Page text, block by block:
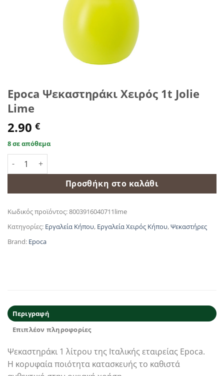
Epoca Ψεκαστηράκι Χειρός 1t Jolie
Lime
2.90 €
8 σε απόθεμα
Epoca Ψεκαστηράκι Χειρός 1t Jolie Lime ποσότητα
Προσθήκη στο καλάθι
Κωδικός προϊόντος:8003916040711lime
Κατηγορίες: Εργαλεία Κήπου, Εργαλεία Χειρός Κήπου,Ψεκαστήρες
Brand: Epoca
Περιγραφή
Επιπλέον πληροφορίες
Ψεκαστηράκι 1 λίτρου της Ιταλικής εταιρείας Epoca.
Η κορυφαία ποιότητα κατασκευής το καθιστά